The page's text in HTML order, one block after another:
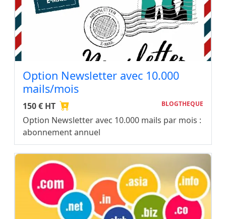
Option Newsletter avec 10.000
mails/mois
BLOGTHEQUE
150 € HT
Option Newsletter avec 10.000 mails par mois :
abonnement annuel